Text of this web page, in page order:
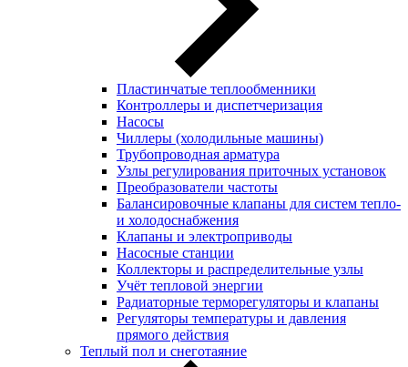
Пластинчатые теплообменники
Контроллеры и диспетчеризация
Насосы
Чиллеры (холодильные машины)
Трубопроводная арматура
Узлы регулирования приточных установок
Преобразователи частоты
Балансировочные клапаны для систем тепло-
и холодоснабжения
Клапаны и электроприводы
Насосные станции
Коллекторы и распределительные узлы
Учёт тепловой энергии
Радиаторные терморегуляторы и клапаны
Регуляторы температуры и давления
прямого действия
Теплый пол и снеготаяние